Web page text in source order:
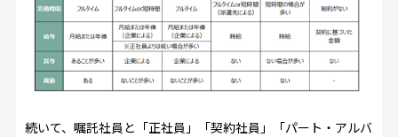
続いて、嘱託社員と「正社員」「契約社員」「パート・アルバ